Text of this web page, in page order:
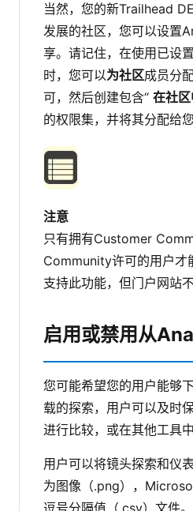
当然，您的新Trailhead
发展的社区，您可以设置
享。请记住，在使用已设
时，您可以为社区成员分
可，然后创建包含“ 在社
的权限集，并将其分配给
注意
只有拥有Customer
Community许可的用户才
支持此功能，但门户网站
启用或禁用从
您可能希望您的用户能够
载的探索，用户可以及时
进行比较，或在其他工具中
用户可以将镜头探索和仪
为图像（.png），
逗号分隔值（.csv）文件。